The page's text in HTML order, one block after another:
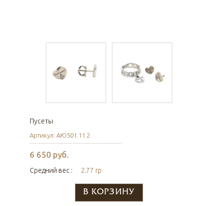
Пусеты
Артикул: АЮ501.11.2
6 650 руб.
Средний вес : 2.77 гр